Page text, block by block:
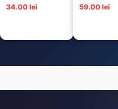
34.00 lei 59.00 lei